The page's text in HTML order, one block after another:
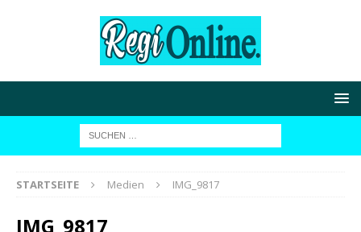
STARTSEITE Medien IMG_9817
IMG_9817